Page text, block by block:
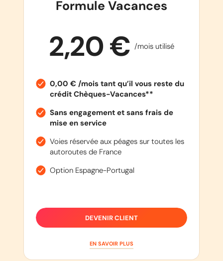
Formule Vacances
2,20 € /mois utilisé
0,00 € /mois tant qu’il vous reste du
crédit Chèques-Vacances**
Sans engagement et sans frais de
mise en service
Voies réservée aux péages sur toutes les
autoroutes de France
Option Espagne-Portugal
DEVENIR CLIENT
EN SAVOIR PLUS